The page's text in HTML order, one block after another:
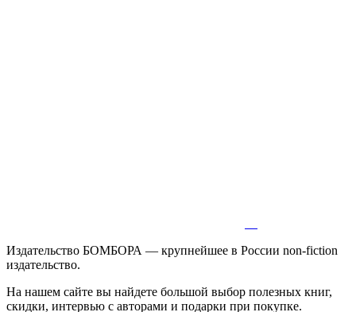
Издательство БОМБОРА — крупнейшее в России non-fiction
издательство.
На нашем сайте вы найдете большой выбор полезных книг,
скидки, интервью с авторами и подарки при покупке.